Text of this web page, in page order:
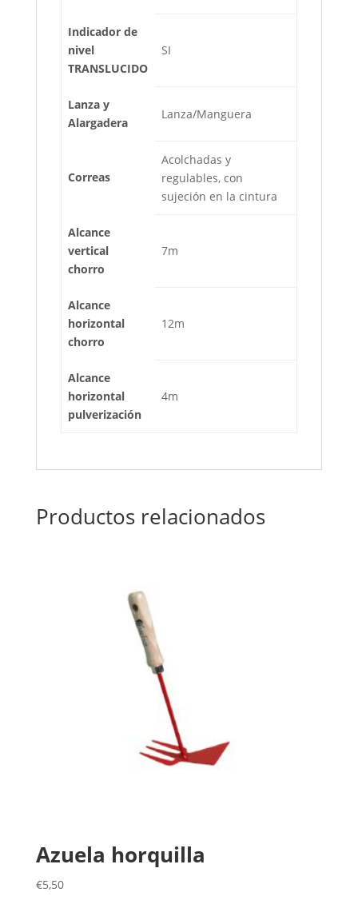
Indicador de
nivel
TRANSLUCIDO
SI
Lanza y
Alargadera
Lanza/Manguera
Correas
Acolchadas y
regulables, con
sujeción en la cintura
Alcance
vertical
chorro
7m
Alcance
horizontal
chorro
12m
Alcance
horizontal
pulverización
4m
Productos relacionados
Azuela horquilla
€5,50